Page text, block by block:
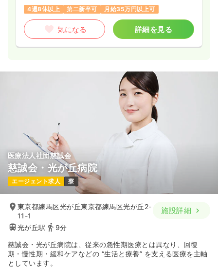
4週8休以上 第二新卒可 月給35万円以上可
気になる 詳細を見る
医療法人社団慈誠会
慈誠会・光が丘病院
エージェント求人 寮
東京都練馬区光が丘東京都練馬区光が丘2-
11-1
光が丘駅
9分
施設詳細
慈誠会・光が丘病院は、従来の急性期医療とは異なり、回復
期・慢性期・緩和ケアなどの “生活と療養” を支える医療を主軸
としています。